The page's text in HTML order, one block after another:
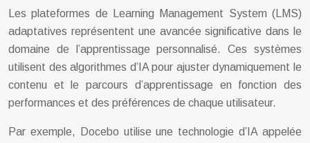
Les plateformes de Learning Management System (LMS)
adaptatives représentent une avancée significative dans le
domaine de l’apprentissage personnalisé. Ces systèmes
utilisent des algorithmes d’IA pour ajuster dynamiquement le
contenu et le parcours d’apprentissage en fonction des
performances et des préférences de chaque utilisateur.
Par exemple, Docebo utilise une technologie d’IA appelée